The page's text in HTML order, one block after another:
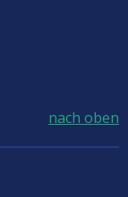
nach oben